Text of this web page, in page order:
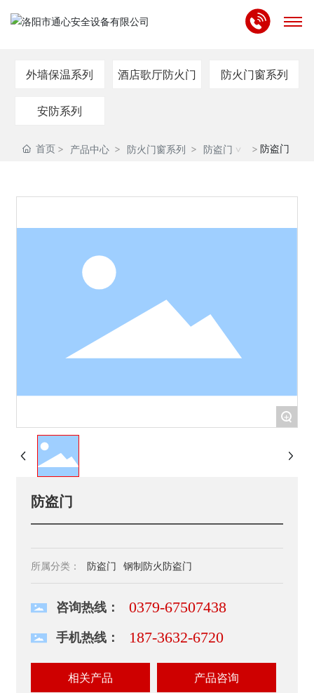
外墙保温系列 酒店歌厅防火门 防火门窗系列
安防系列
首页 产品中心 防火门窗系列 防盗门 防盗门
+
防盗门
所属分类： 防盗门 钢制防火防盗门
咨询热线： 0379-67507438
手机热线： 187-3632-6720
相关产品 产品咨询